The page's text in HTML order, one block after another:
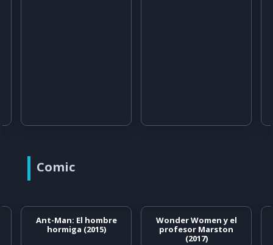
Comic
Ant-Man: El hombre
hormiga (2015)
Wonder Women y el
profesor Marston
(2017)